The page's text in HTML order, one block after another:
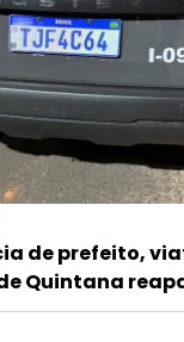
de prefeito,
Quintana